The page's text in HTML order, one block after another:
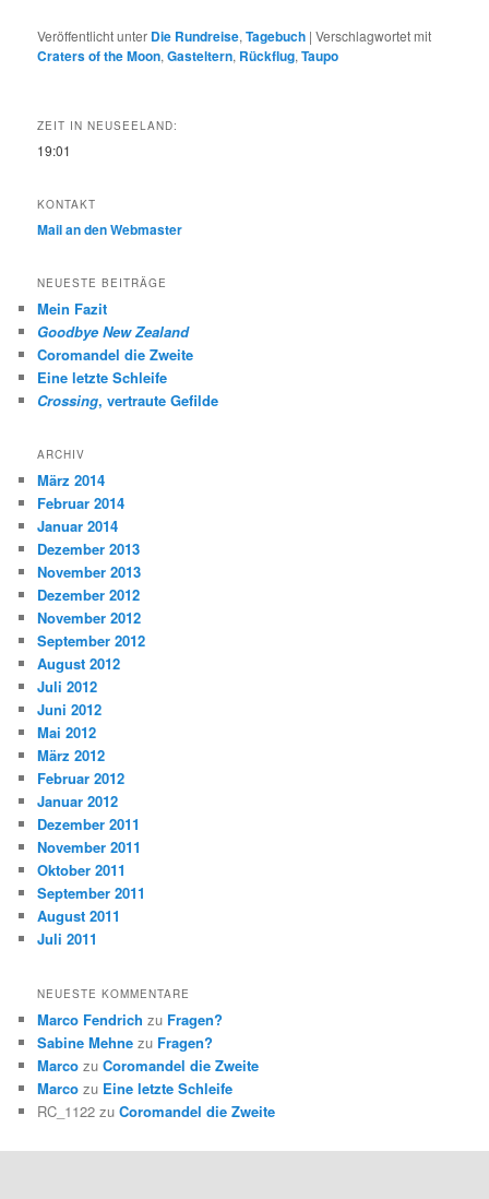
Veröffentlicht unter Die Rundreise,Tagebuch |Verschlagwortet mit
Craters of the Moon,Gasteltern, Rückflug,Taupo
ZEIT IN NEUSEELAND:
19:01
KONTAKT
Mail an den Webmaster
NEUESTE BEITRÄGE
Mein Fazit
Goodbye New Zealand
Coromandel die Zweite
Eine letzte Schleife
Crossing, vertraute Gefilde
ARCHIV
März 2014
Februar 2014
Januar 2014
Dezember 2013
November 2013
Dezember 2012
November 2012
September 2012
August 2012
Juli 2012
Juni 2012
Mai 2012
März 2012
Februar 2012
Januar 2012
Dezember 2011
November 2011
Oktober 2011
September 2011
August 2011
Juli 2011
NEUESTE KOMMENTARE
Marco Fendrich zu Fragen?
Sabine Mehne zu Fragen?
Marco zuCoromandel die Zweite
Marco zu Eine letzte Schleife
RC_1122 zuCoromandel die Zweite